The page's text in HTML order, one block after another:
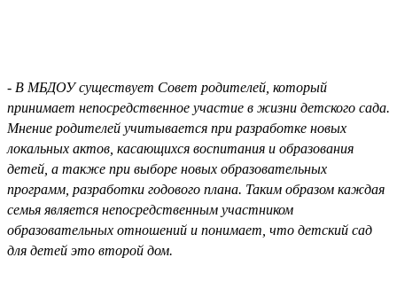
- В МБДОУ существует Совет родителей, который
принимает непосредственное участие в жизни детского сада.
Мнение родителей учитывается при разработке новых
локальных актов, касающихся воспитания и образования
детей, а также при выборе новых образовательных
программ, разработки годового плана. Таким образом каждая
семья является непосредственным участником
образовательных отношений и понимает, что детский сад
для детей это второй дом.